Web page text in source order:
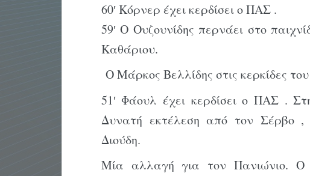
60′ Κόρνερ έχει κερδίσει ο ΠΑΣ .
59′ Ο Ουζουνίδης περνάει στο
Καθάριου.
Ο Μάρκος Βελλίδης στις κερκίδες
51′ Φάουλ έχει κερδίσει ο ΠΑΣ .
Δυνατή εκτέλεση από τον Σέρβο
Διούδη.
Μία αλλαγή για τον Πανιώνιο. Ο